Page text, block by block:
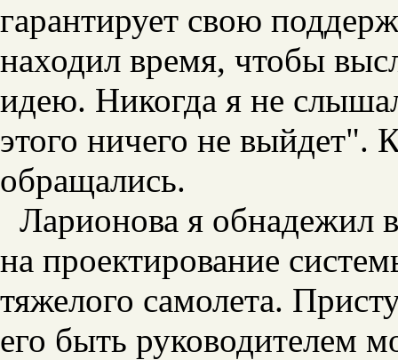
гарантирует свою
находил время, чтобы
идею. Никогда я не
этого ничего не выйдет".
обращались.
Ларионова я обнадежил
на проектирование
тяжелого самолета.
его быть руководителем